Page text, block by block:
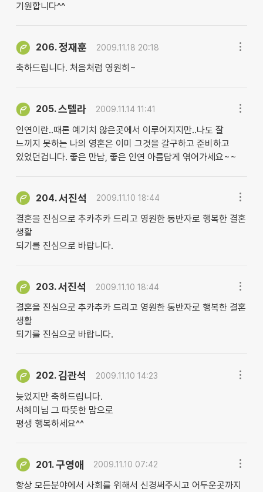
기원합니다^^
206.정재훈 2009.11.18 20:18
축하드립니다. 처음처럼 영원히~
205.스텔라 2009.11.14 11:41
인연이란..때론 예기치 않은곳에서 이루어지지만..나도 잘
느끼지 못하는 나의 영혼은 이미 그것을 갈구하고 준비하고
있었던겁니다. 좋은 만남, 좋은 인연 아름답게 엮어가세요~~
204.서진석 2009.11.10 18:44
결혼을 진심으로 추카추카 드리고 영원한 동반자로 행복한 결혼
생활
되기를 진심으로 바랍니다.
203.서진석 2009.11.10 18:44
결혼을 진심으로 추카추카 드리고 영원한 동반자로 행복한 결혼
생활
되기를 진심으로 바랍니다.
202.김관석 2009.11.10 14:23
늦었지만 축하드립니다.
서혜미님 그 따뜻한 맘으로
평생 행복하세요^^
201.구영애 2009.11.10 07:42
항상 모든분야에서 사회를 위해서 신경써주시고 어두운곳까지